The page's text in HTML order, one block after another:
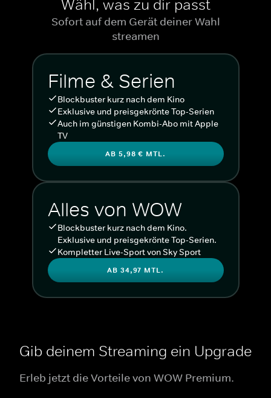
Wähl, was zu dir passt
Sofort auf dem Gerät deiner Wahl
streamen
Filme & Serien
Blockbuster kurz nach dem Kino
Exklusive und preisgekrönte Top-Serien
Auch im günstigen Kombi-Abo mit Apple
TV
AB 5,98 € MTL.
Alles von WOW
Blockbuster kurz nach dem Kino.
Exklusive und preisgekrönte Top-Serien.
Kompletter Live-Sport von Sky Sport
AB 34,97 MTL.
Gib deinem Streaming ein Upgrade
Erleb jetzt die Vorteile von WOW Premium.